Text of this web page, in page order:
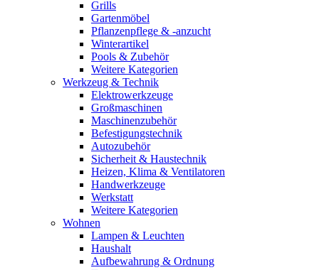
Grills
Gartenmöbel
Pflanzenpflege & -anzucht
Winterartikel
Pools & Zubehör
Weitere Kategorien
Werkzeug & Technik
Elektrowerkzeuge
Großmaschinen
Maschinenzubehör
Befestigungstechnik
Autozubehör
Sicherheit & Haustechnik
Heizen, Klima & Ventilatoren
Handwerkzeuge
Werkstatt
Weitere Kategorien
Wohnen
Lampen & Leuchten
Haushalt
Aufbewahrung & Ordnung